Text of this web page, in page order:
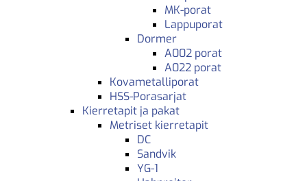
MK-porat
Lappuporat
Dormer
A002 porat
A022 porat
Kovametalliporat
HSS-Porasarjat
Kierretapit ja pakat
Metriset kierretapit
DC
Sandvik
YG-1